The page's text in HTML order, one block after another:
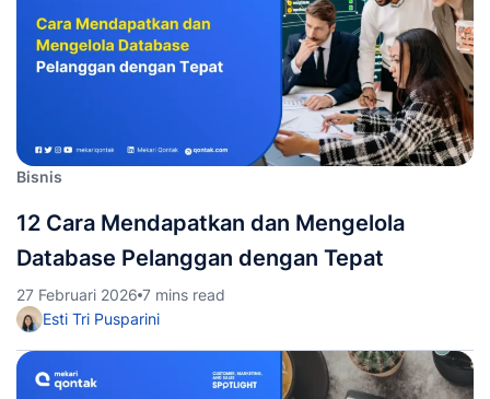
Bisnis
12 Cara Mendapatkan dan Mengelola
Database Pelanggan dengan Tepat
27 Februari 2026 7 mins read
Esti Tri Pusparini